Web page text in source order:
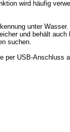
wird häufig
unter
und behält
suchen.
per USB-Anschluss